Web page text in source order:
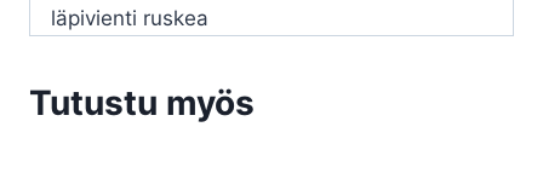
läpivienti ruskea
Tutustu myös